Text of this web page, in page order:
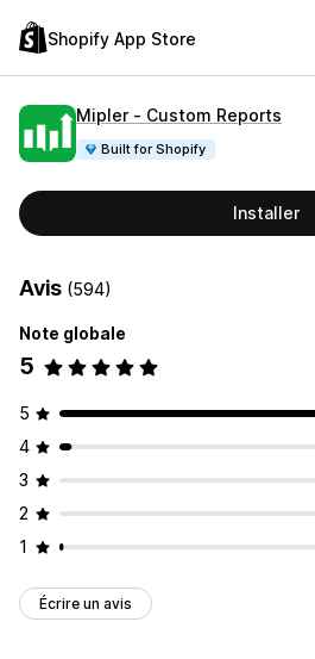
Shopify App Store
Mipler ‑ Custom Reports
Built for Shopify
Installer
Avis (594)
Note globale
5
5
4
3
2
1
Écrire un avis